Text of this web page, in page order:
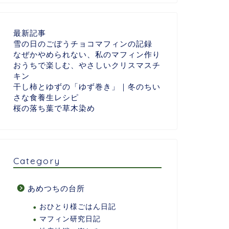
最新記事
雪の日のごぼうチョコマフィンの記録
なぜかやめられない、私のマフィン作り
おうちで楽しむ、やさしいクリスマスチ
キン
干し柿とゆずの「ゆず巻き」｜冬のちい
さな食養生レシピ
桜の落ち葉で草木染め
Category
あめつちの台所
おひとり様ごはん日記
マフィン研究日記